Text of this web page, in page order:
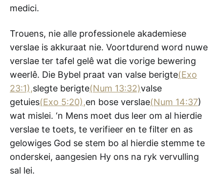
medici.
Trouens, nie alle professionele akademiese
verslae is akkuraat nie. Voortdurend word nuwe
verslae ter tafel gelê wat die vorige bewering
weerlê. Die Bybel praat van valse berigte(Exo
23:1),slegte berigte(Num 13:32)valse
getuies(Exo 5:20),en bose verslae(Num 14:37)
wat mislei. ‘n Mens moet dus leer om al hierdie
verslae te toets, te verifieer en te filter en as
gelowiges God se stem bo al hierdie stemme te
onderskei, aangesien Hy ons na ryk vervulling
sal lei.